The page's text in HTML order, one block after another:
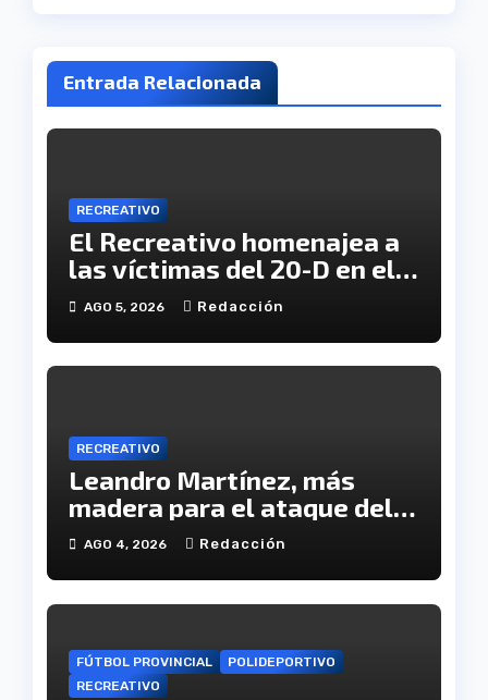
Entrada Relacionada
RECREATIVO
El Recreativo homenajea a
las víctimas del 20-D en el
XX aniversario de la
tragedia
AGO 5, 2026 Redacción
RECREATIVO
Leandro Martínez, más
madera para el ataque del
Decano
AGO 4, 2026 Redacción
FÚTBOL PROVINCIAL
POLIDEPORTIVO
RECREATIVO